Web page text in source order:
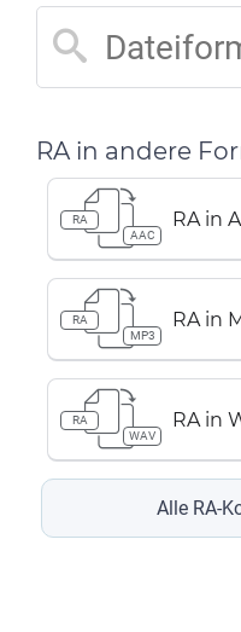
RA in andere
RA
AAC
RA in
RA
MP3
RA in
RA
WAV
RA in
Alle RA-